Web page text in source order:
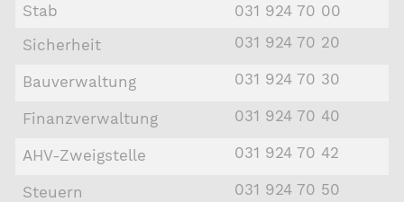
Stab
031 924 70 00
Sicherheit
031 924 70 20
Bauverwaltung 031 924 70 30
Finanzverwaltung 031 924 70 40
AHV-Zweigstelle 031 924 70 42
Steuern 031 924 70 50